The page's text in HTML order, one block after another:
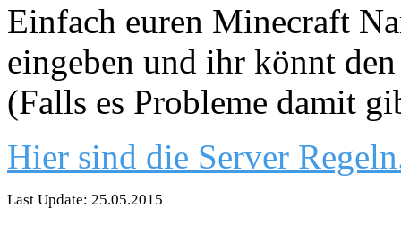
Einfach euren Minecraft
eingeben und ihr könnt
(Falls es Probleme damit
Hier sind die Server
Last Update: 25.05.2015